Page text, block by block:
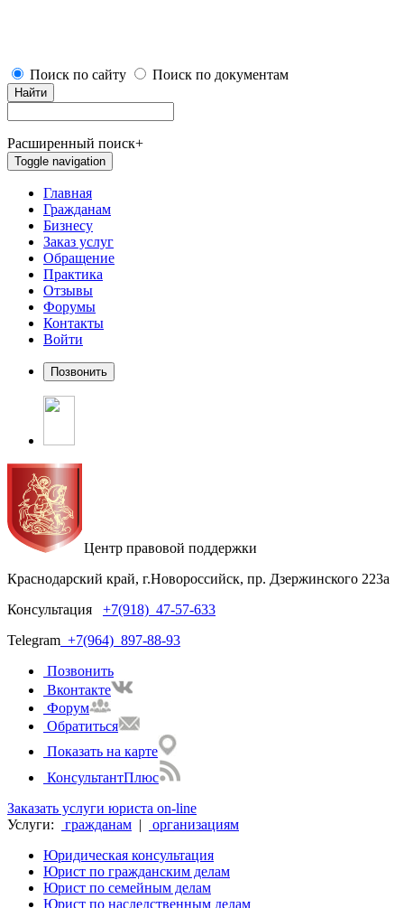
Поиск по сайту Поиск по документам
Найти
Расширенный поиск+
Toggle navigation
Главная
Гражданам
Бизнесу
Заказ услуг
Обращение
Практика
Отзывы
Форумы
Контакты
Войти
Центр правовой поддержки
Краснодарский край, г.Новороссийск, пр. Дзержинского 223а
Консультация +7(918) 47-57-633
Telegram +7(964) 897-88-93
Позвонить
Вконтакте
Форум
Обратиться
Показать на карте
КонсультантПлюс
Заказать услуги юриста on-line
Услуги:
гражданам |
организациям
Юридическая консультация
Юрист по гражданским делам
Юрист по семейным делам
Юрист по наследственным делам